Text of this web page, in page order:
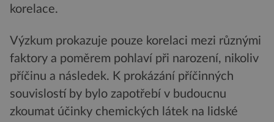
korelace.
Výzkum prokazuje pouze korelaci mezi různými
faktory a poměrem pohlaví při narození, nikoliv
příčinu a následek. K prokázání příčinných
souvislostí by bylo zapotřebí v budoucnu
zkoumat účinky chemických látek na lidské